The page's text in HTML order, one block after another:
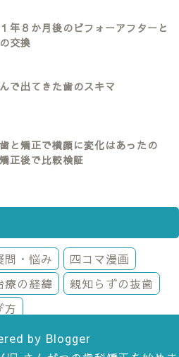
年８か月後のビフォーアフターと
交換
で出てきた歯のスキマ
と矯正で横顔に変化はあったの
正後で比較検証
問・悩み
四コマ漫画
療の経緯
親知らずの抜歯
方
by Blogger